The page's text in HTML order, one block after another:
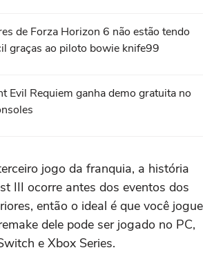
de Forza Horizon 6 não estão tendo
graças ao piloto bowie knife99
Evil Requiem ganha demo gratuita no
jogo da franquia, a história
III ocorre antes dos eventos dos
então o ideal é que você jogue
dele pode ser jogado no PC,
e Xbox Series.